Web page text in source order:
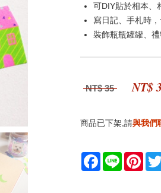
可DIY貼於相本、
寫日記、手札時
裝飾瓶瓶罐罐、
NT$ 35 NT$
商品已下架,請與我們
Facebook
Line